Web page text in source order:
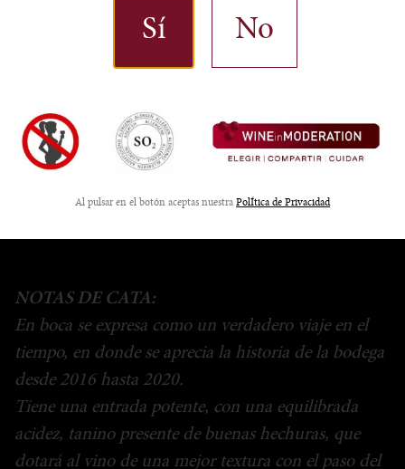
mucha fruta, con ligero toque mineral.
Añadir al carrito
NOTAS DE CATA:
En boca se expresa como un verdadero viaje en el
tiempo, en donde se aprecia la historia de la bodega
desde 2016 hasta 2020.
Tiene una entrada potente, con una equilibrada
acidez, tanino presente de buenas hechuras, que
dotará al vino de una mejor textura con el paso del
Sí No
Al pulsar en el botón aceptas nuestraPolÍtica de Privacidad